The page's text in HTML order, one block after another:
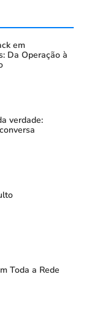
em
Da Operação à
verdade:
Toda a Rede